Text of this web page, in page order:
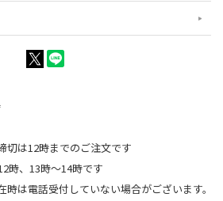
は12時までのご注文です
時、13時～14時です
は電話受付していない場合がございます。